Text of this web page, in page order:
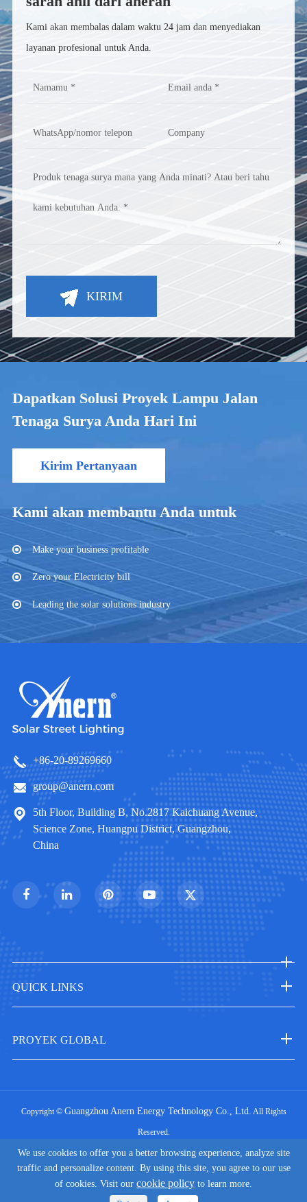
Kami akan membalas dalam waktu 24 jam dan menyediakan
layanan profesional untuk Anda.
KIRIM
Dapatkan Solusi Proyek Lampu Jalan
Tenaga Surya Anda Hari Ini
Kirim Pertanyaan
Kami akan membantu Anda untuk
Make your business profitable
Zero your Electricity bill
Leading the solar solutions industry
+86-20-89269660
group@anern.com
5th Floor, Building B, No.2817 Kaichuang Avenue,
Science Zone, Huangpu District, Guangzhou,
China
QUICK LINKS
PROYEK GLOBAL
Copyright © Guangzhou Anern Energy Technology Co., Ltd. All Rights
Reserved.
Sitemap | Privacy Policy
We use cookies to offer you a better browsing experience, analyze site
traffic and personalize content. By using this site, you agree to our use
of cookies. Visit our cookie policy to learn more.